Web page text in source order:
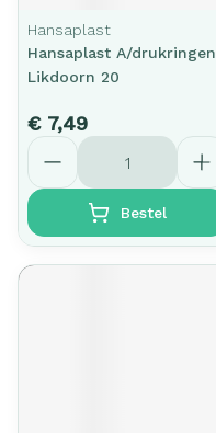
Hansaplast
Hansaplast A/drukringen
Likdoorn 20
€ 7,49
Aantal
Bestel